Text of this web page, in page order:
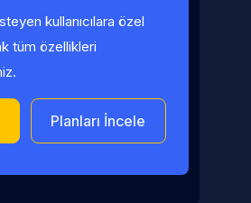
kullanıcılara özel
tüm özellikleri
Planları İncele